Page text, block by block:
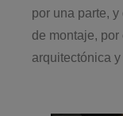
por una parte,
de montaje,
arquitectónica